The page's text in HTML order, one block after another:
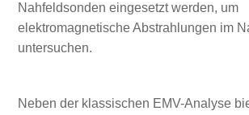
Nahfeldsonden eingesetzt werden, um
elektromagnetische Abstrahlungen im
untersuchen.
Neben der klassischen EMV-Analyse